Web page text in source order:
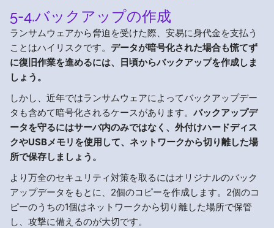
5-4.バックアップの作成
ランサムウェアから脅迫を受けた際、安易に身代金を支払う
ことはハイリスクです。 データが暗号化された場合も慌てず
に復旧作業を進めるには、日頃からバックアップを作成しま
しょう。
しかし、近年ではランサムウェアによってバックアップデー
タも含めて暗号化されるケースがあります。 バックアップデ
ータを守るにはサーバ内のみではなく、外付けハードディス
クやUSBメモリを使用して、ネットワークから切り離した場
所で保存しましょう。
より万全のセキュリティ対策を取るにはオリジナルのバック
アップデータをもとに、2個のコピーを作成します。2個のコ
ピーのうちの1個はネットワークから切り離した場所で保管
し、攻撃に備えるのが大切です。